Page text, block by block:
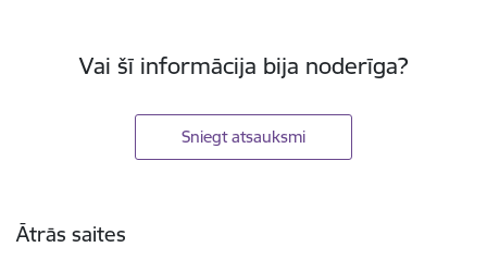
Vai šī informācija bija noderīga?
Sniegt atsauksmi
Ātrās saites